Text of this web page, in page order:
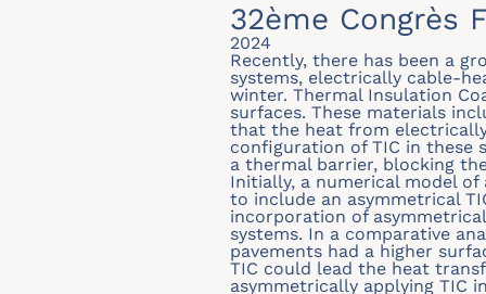
32ème Congrès
2024
Recently, there has been a
systems, electrically cable-
winter. Thermal Insulation
surfaces. These materials
that the heat from
configuration of TIC in these
a thermal barrier, blocking
Initially, a numerical model
to include an asymmetrical
incorporation of
systems. In a comparative
pavements had a higher
TIC could lead the heat
asymmetrically applying TIC